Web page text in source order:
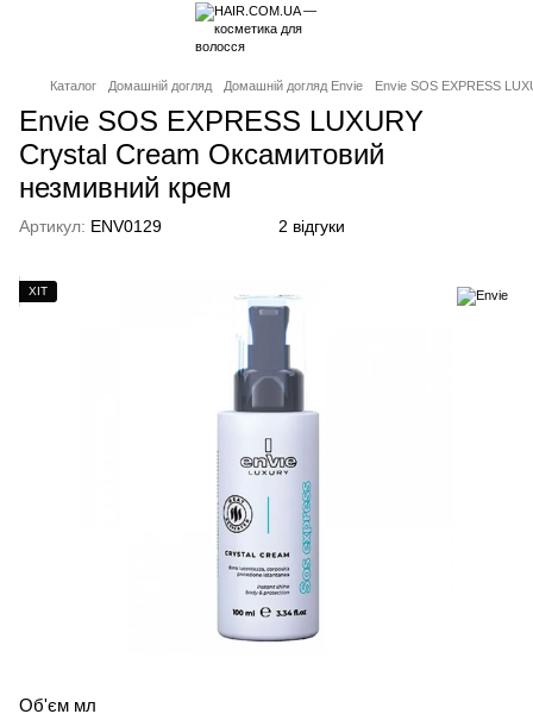
Каталог Домашній догляд Домашній догляд Envie Envie SOS EXPRESS
Envie SOS EXPRESS LUXURY
Crystal Cream Оксамитовий
незмивний крем
Артикул: ENV0129 2 відгуки
ХІТ
Об'єм мл